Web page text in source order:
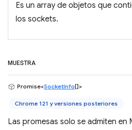
Es un array de objetos que
los sockets.
MUESTRA
Promise<SocketInfo[]>
Chrome 121 y versiones posteriores
Las promesas solo se admiten en